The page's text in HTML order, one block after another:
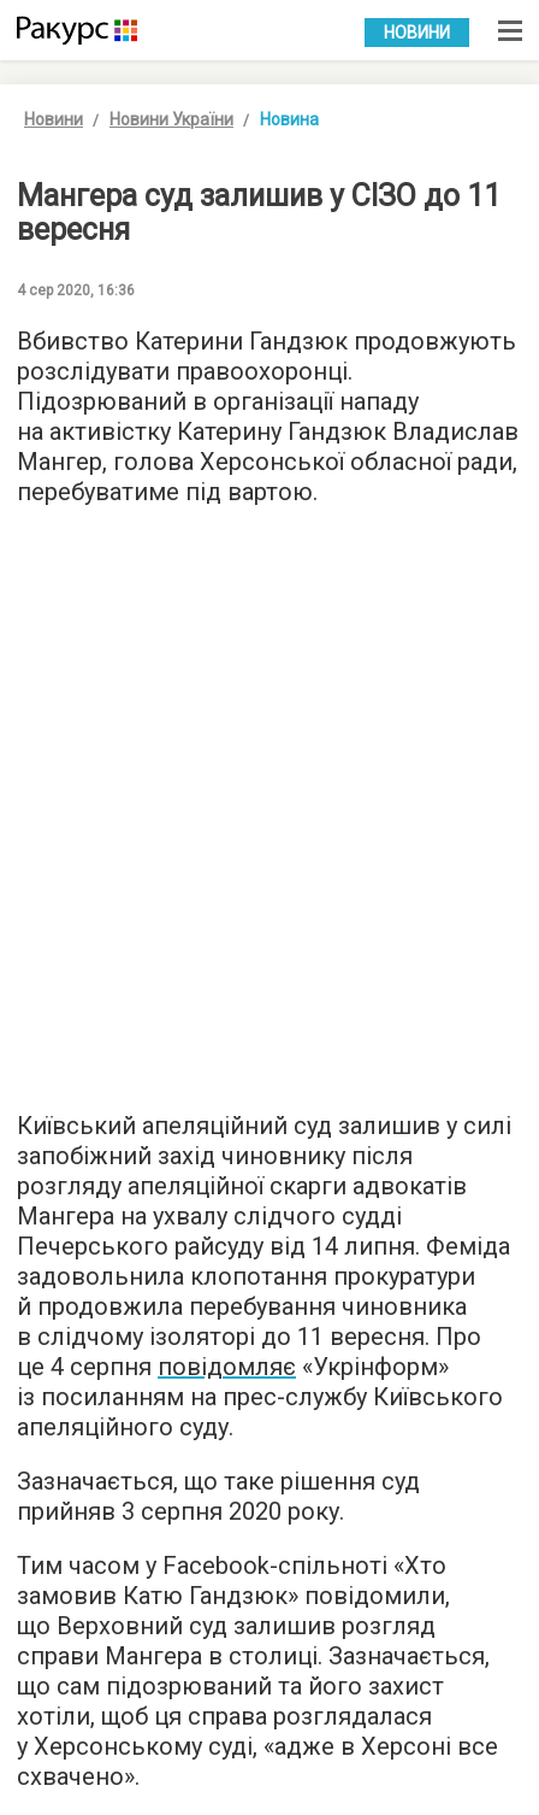
УКР РУС
НОВИНИ
Новини Новини України Новина
Мангера суд залишив у СІЗО до 11
вересня
4 сер 2020, 16:36
Вбивство Катерини Гандзюк продовжують
розслідувати правоохоронці.
Підозрюваний в організації нападу
на активістку Катерину Гандзюк Владислав
Мангер, голова Херсонської обласної ради,
перебуватиме під вартою.
Київський апеляційний суд залишив у силі
запобіжний захід чиновнику після
розгляду апеляційної скарги адвокатів
Мангера на ухвалу слідчого судді
Печерського райсуду від 14 липня. Феміда
задовольнила клопотання прокуратури
й продовжила перебування чиновника
в слідчому ізоляторі до 11 вересня. Про
це 4 серпня повідомляє «Укрінформ»
із посиланням на прес-службу Київського
апеляційного суду.
Зазначається, що таке рішення суд
прийняв 3 серпня 2020 року.
Тим часом у Facebook-спільноті «Хто
замовив Катю Гандзюк» повідомили,
що Верховний суд залишив розгляд
справи Мангера в столиці. Зазначається,
що сам підозрюваний та його захист
хотіли, щоб ця справа розглядалася
у Херсонському суді, «адже в Херсоні все
схвачено».